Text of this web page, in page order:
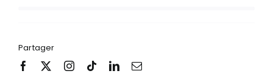
Partager